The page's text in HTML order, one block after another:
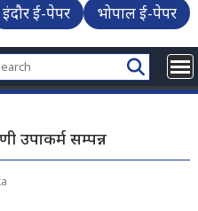
इंदौर ई-पेपर भोपाल ई-पेपर
उपाकर्म सम्पन्न